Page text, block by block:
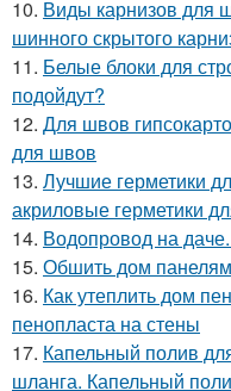
10. Виды карнизов для
шинного скрытого
11. Белые блоки для
подойдут?
12. Для швов
для швов
13. Лучшие герметики
акриловые герметики
14. Водопровод на
15. Обшить дом
16. Как утеплить дом
пенопласта на стены
17. Капельный полив
шланга. Капельный